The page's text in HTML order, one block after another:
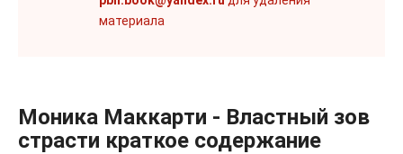
материала
Моника Маккарти - Властный зов
страсти краткое содержание